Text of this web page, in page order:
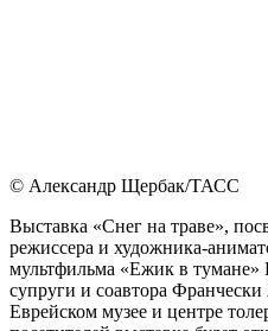
© Александр Щербак/ТАСС
Выставка «Снег на траве»,
режиссера и художника-
мультфильма «Ежик в
супруги и соавтора
Еврейском музее и центре